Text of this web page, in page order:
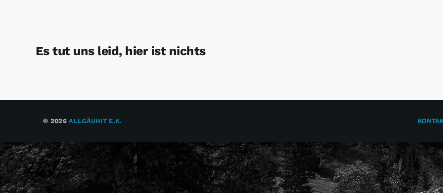
Es tut uns leid, hier ist nichts
© 2026ALLGÄUHIT E.K.